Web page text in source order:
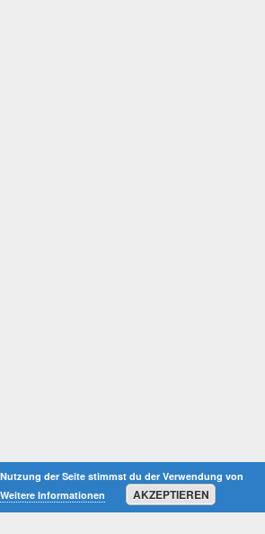
der Seite stimmst du der Verwendung von
Weitere Informationen AKZEPTIEREN